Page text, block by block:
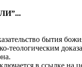
бытия
теологическим
в ссылке